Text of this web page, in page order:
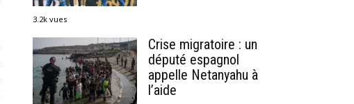
3.2k vues
Crise migratoire : un
député espagnol
appelle Netanyahu à
l’aide